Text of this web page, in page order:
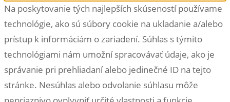
Na poskytovanie tých najlepších skúseností používame
technológie, ako sú súbory cookie na ukladanie a/alebo
prístup k informáciám o zariadení. Súhlas s týmito
technológiami nám umožní spracovávať údaje, ako je
správanie pri prehliadaní alebo jedinečné ID na tejto
stránke. Nesúhlas alebo odvolanie súhlasu môže